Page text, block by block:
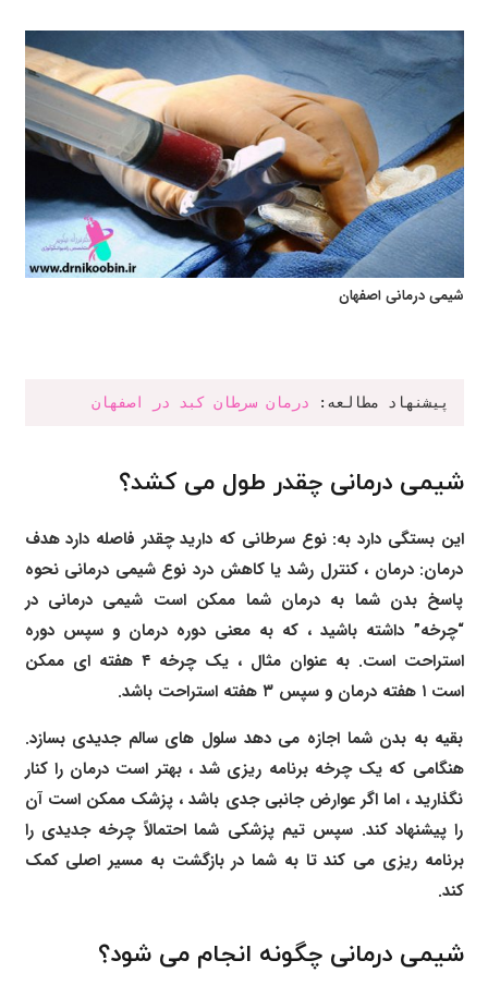
شیمی درمانی اصفهان
پیشنهاد مطالعه: درمان سرطان کبد در اصفهان
شیمی درمانی چقدر طول می کشد؟
این بستگی دارد به: نوع سرطانی که دارید چقدر فاصله دارد هدف
درمان: درمان ، کنترل رشد یا کاهش درد نوع شیمی درمانی نحوه
پاسخ بدن شما به درمان شما ممکن است شیمی درمانی در
“چرخه” داشته باشید ، که به معنی دوره درمان و سپس دوره
استراحت است. به عنوان مثال ، یک چرخه ۴ هفته ای ممکن
است ۱ هفته درمان و سپس ۳ هفته استراحت باشد.
بقیه به بدن شما اجازه می دهد سلول های سالم جدیدی بسازد.
هنگامی که یک چرخه برنامه ریزی شد ، بهتر است درمان را کنار
نگذارید ، اما اگر عوارض جانبی جدی باشد ، پزشک ممکن است آن
را پیشنهاد کند. سپس تیم پزشکی شما احتمالاً چرخه جدیدی را
برنامه ریزی می کند تا به شما در بازگشت به مسیر اصلی کمک
کند.
شیمی درمانی چگونه انجام می شود؟